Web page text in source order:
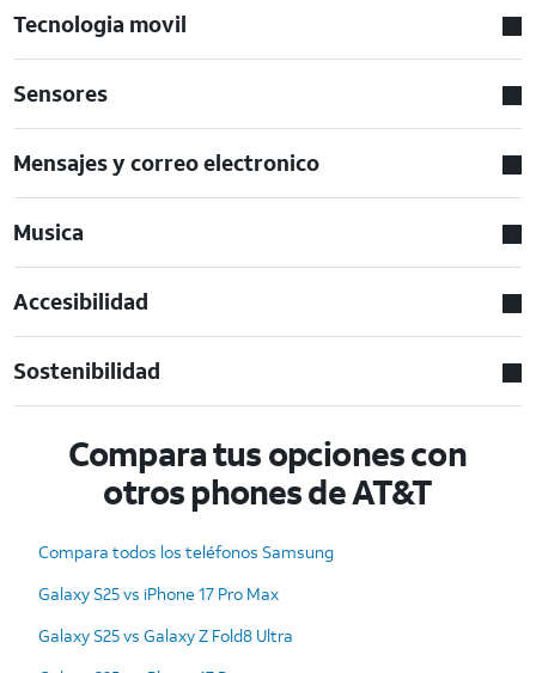
Tecnologia movil
Sensores
Mensajes y correo electronico
Musica
Accesibilidad
Sostenibilidad
Compara tus opciones con
otros phones de AT&T
Compara todos los teléfonos Samsung
Galaxy S25 vs iPhone 17 Pro Max
Galaxy S25 vs Galaxy Z Fold8 Ultra